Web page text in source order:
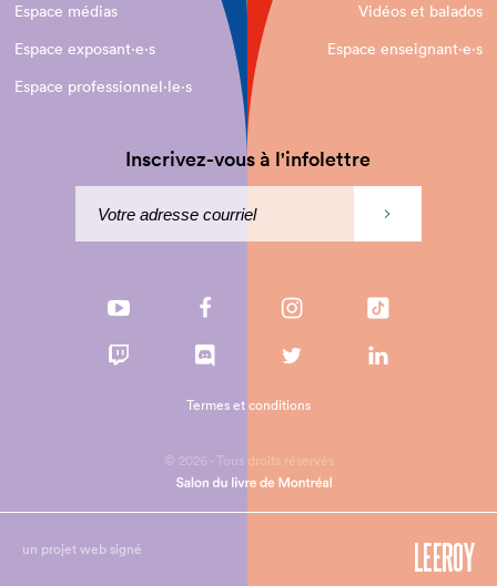
Espace médias
Vidéos et balados
Espace exposant·e⋅s
Espace enseignant·e⋅s
Espace professionnel·le⋅s
Inscrivez-vous à l'infolettre
© 2026 - Tous droits réservés
Termes et conditions
un projet web signé